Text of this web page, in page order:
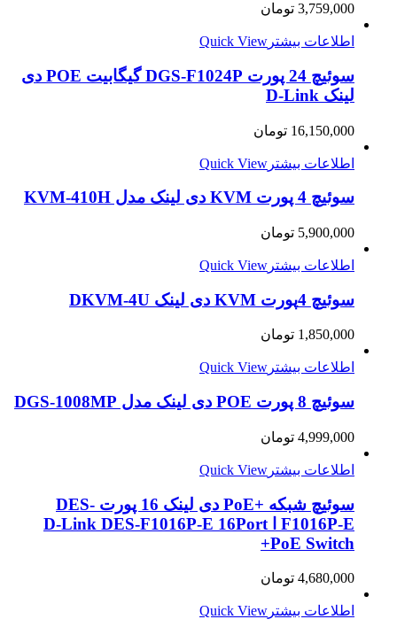
3,759,000 تومان
اطلاعات بیشتر Quick View
سوئیچ 24 پورت DGS-F1024P گیگابیت POE دی
لینک D-Link
16,150,000 تومان
اطلاعات بیشتر Quick View
سوئیچ 4 پورت KVM دی لینک مدل KVM-410H
5,900,000 تومان
اطلاعات بیشتر Quick View
سوئیچ 4پورت KVM دی لینک DKVM-4U
1,850,000 تومان
اطلاعات بیشتر Quick View
سوئیچ 8 پورت POE دی لینک مدل DGS-1008MP
4,999,000 تومان
اطلاعات بیشتر Quick View
سوئیچ شبکه +PoE دی لینک 16 پورت DES-
F1016P-E ا D-Link DES-F1016P-E 16Port
+PoE Switch
4,680,000 تومان
اطلاعات بیشتر Quick View